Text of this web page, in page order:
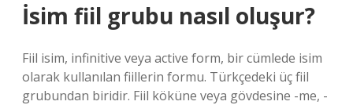
İsim fiil grubu nasıl oluşur?
Fiil isim, infinitive veya active form, bir cümlede isim
olarak kullanılan fiillerin formu. Türkçedeki üç fiil
grubundan biridir. Fiil köküne veya gövdesine -me, -